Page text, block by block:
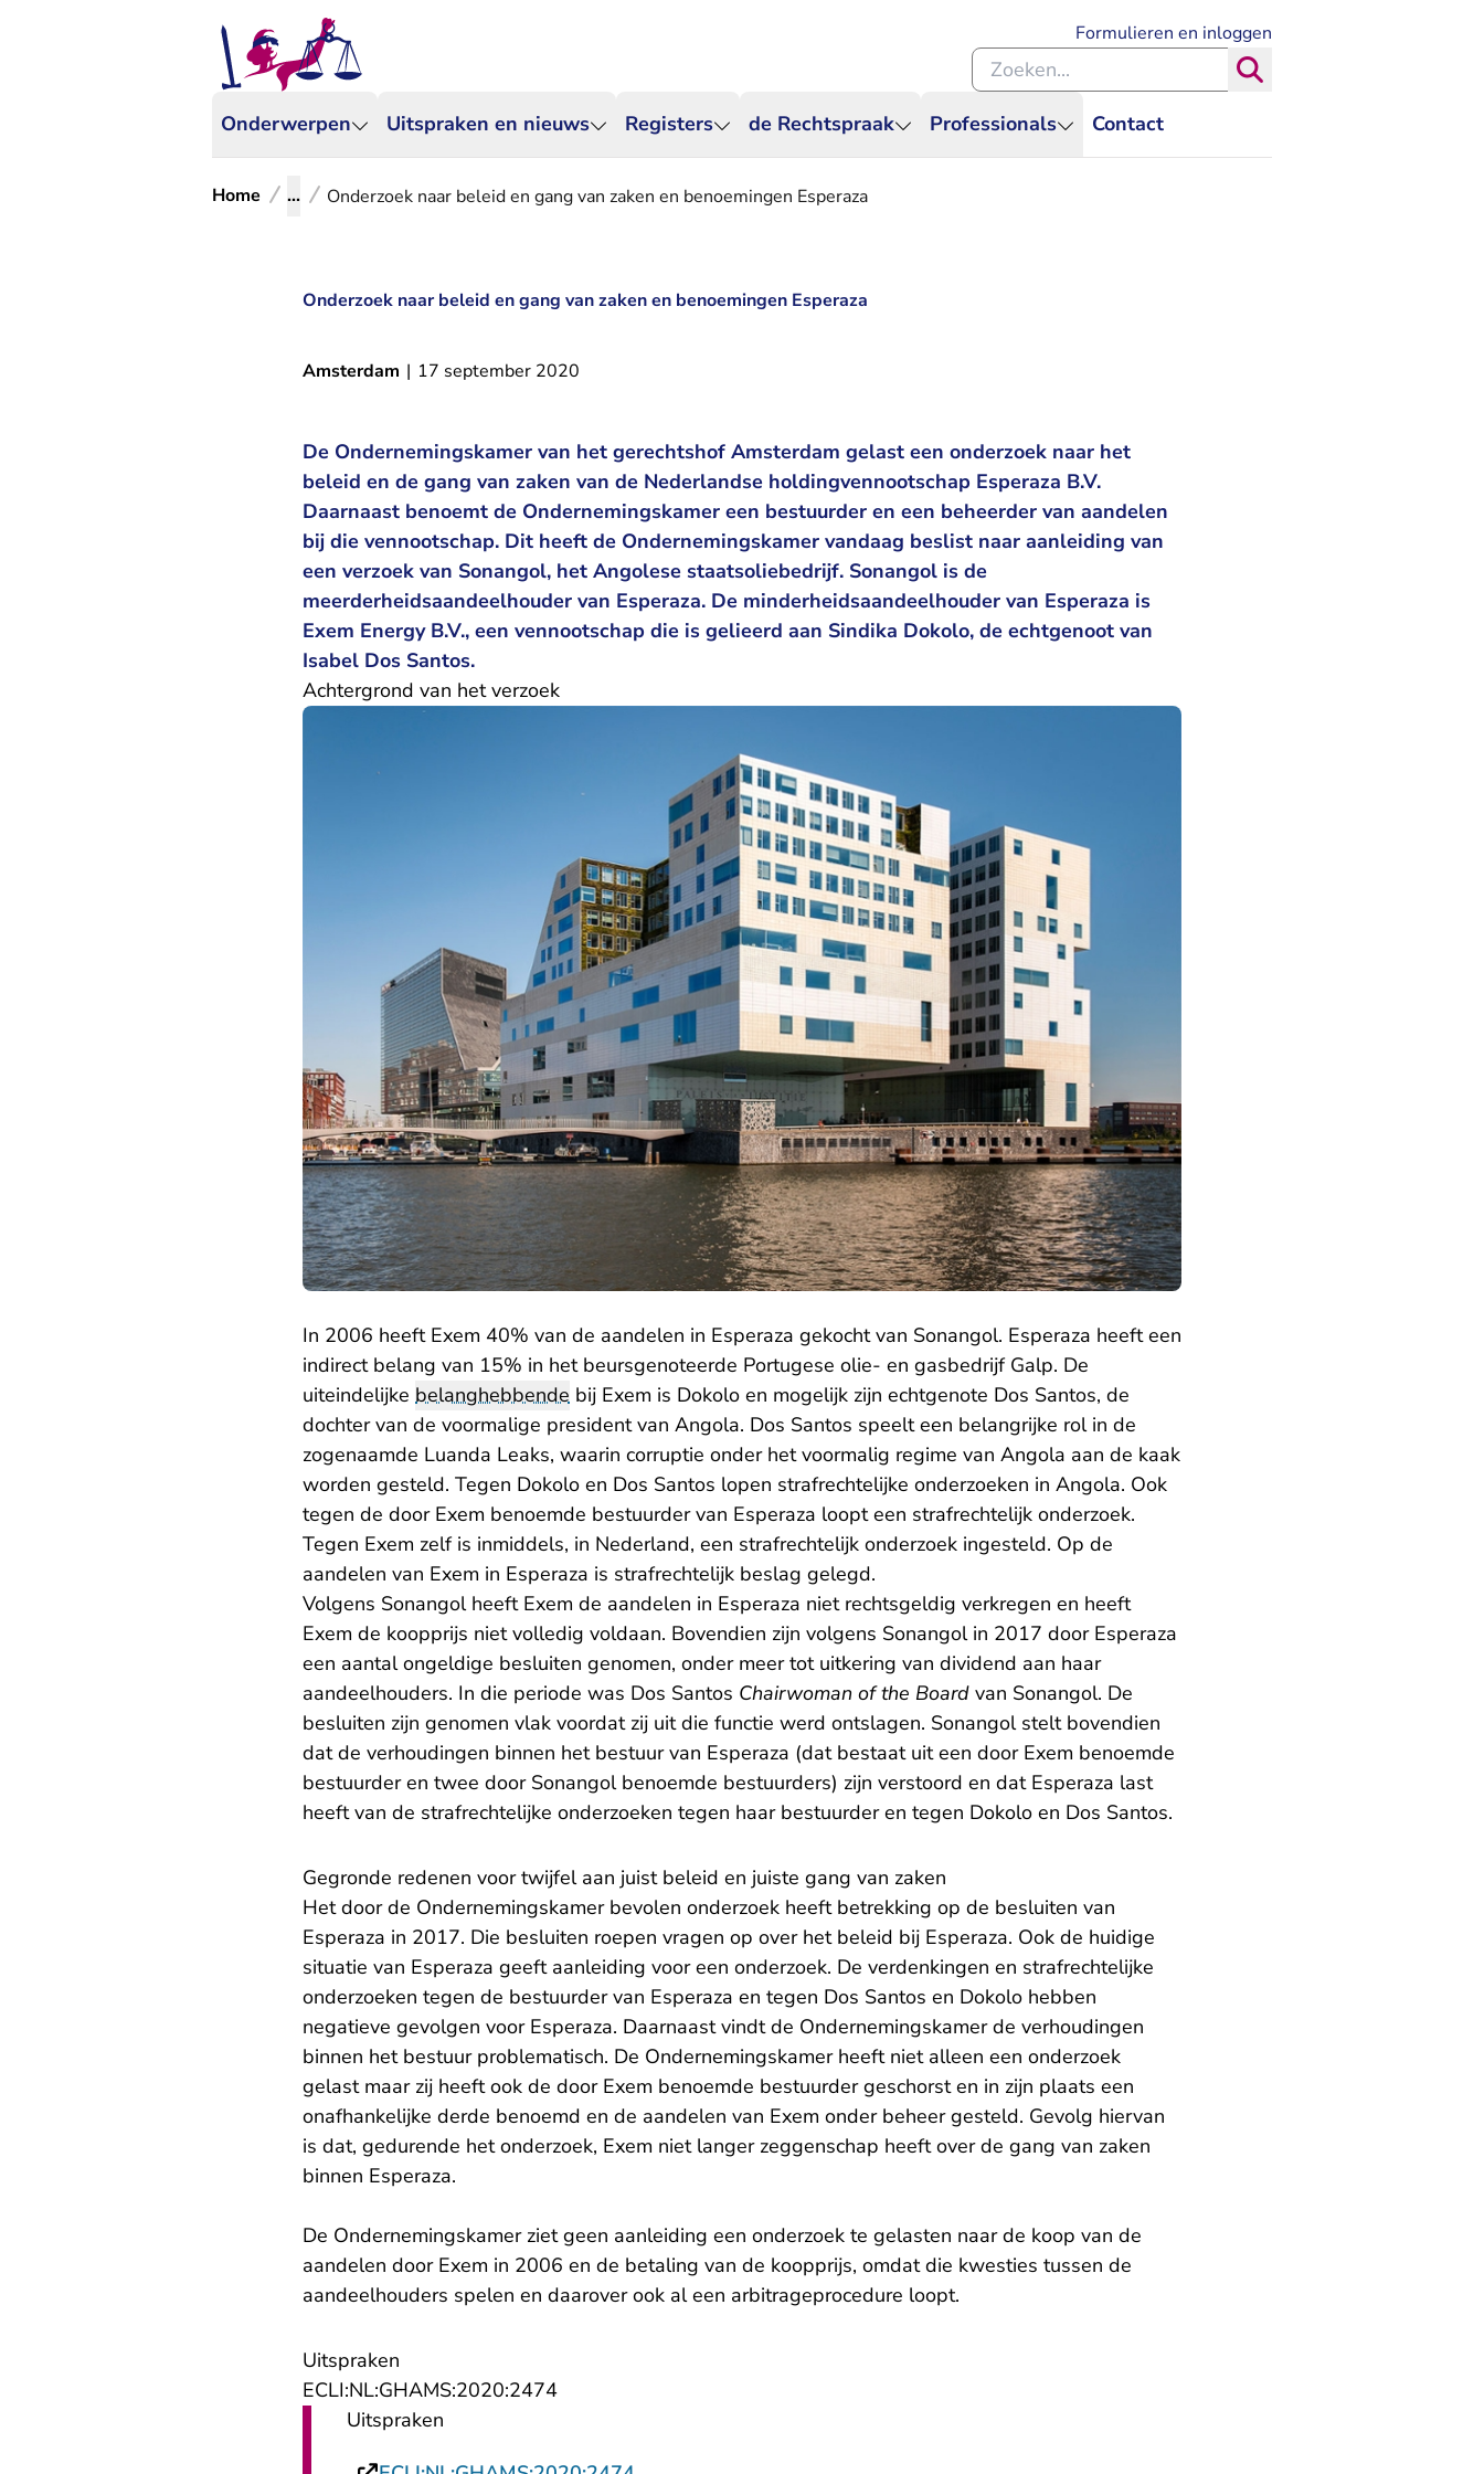
Onderwerpen Uitspraken en nieuws Registers de Rechtspraak Professionals Contact
Formulieren en inloggen
Zoeken binnen de Rechtspraak
Home ... Onderzoek naar beleid en gang van zaken en benoemingen Esperaza
Onderzoek naar beleid en gang van zaken en benoemingen Esperaza
Amsterdam | 17 september 2020
De Ondernemingskamer van het gerechtshof Amsterdam gelast een onderzoek naar het
beleid en de gang van zaken van de Nederlandse holdingvennootschap Esperaza B.V.
Daarnaast benoemt de Ondernemingskamer een bestuurder en een beheerder van aandelen
bij die vennootschap. Dit heeft de Ondernemingskamer vandaag beslist naar aanleiding van
een verzoek van Sonangol, het Angolese staatsoliebedrijf. Sonangol is de
meerderheidsaandeelhouder van Esperaza. De minderheidsaandeelhouder van Esperaza is
Exem Energy B.V., een vennootschap die is gelieerd aan Sindika Dokolo, de echtgenoot van
Isabel Dos Santos.
Achtergrond van het verzoek
In 2006 heeft Exem 40% van de aandelen in Esperaza gekocht van Sonangol. Esperaza heeft een
indirect belang van 15% in het beursgenoteerde Portugese olie- en gasbedrijf Galp. De
uiteindelijke belanghebbende bij Exem is Dokolo en mogelijk zijn echtgenote Dos Santos, de
dochter van de voormalige president van Angola. Dos Santos speelt een belangrijke rol in de
zogenaamde Luanda Leaks, waarin corruptie onder het voormalig regime van Angola aan de kaak
worden gesteld. Tegen Dokolo en Dos Santos lopen strafrechtelijke onderzoeken in Angola. Ook
tegen de door Exem benoemde bestuurder van Esperaza loopt een strafrechtelijk onderzoek.
Tegen Exem zelf is inmiddels, in Nederland, een strafrechtelijk onderzoek ingesteld. Op de
aandelen van Exem in Esperaza is strafrechtelijk beslag gelegd.
Volgens Sonangol heeft Exem de aandelen in Esperaza niet rechtsgeldig verkregen en heeft
Exem de koopprijs niet volledig voldaan. Bovendien zijn volgens Sonangol in 2017 door Esperaza
een aantal ongeldige besluiten genomen, onder meer tot uitkering van dividend aan haar
aandeelhouders. In die periode was Dos Santos Chairwoman of the Board van Sonangol. De
besluiten zijn genomen vlak voordat zij uit die functie werd ontslagen. Sonangol stelt bovendien
dat de verhoudingen binnen het bestuur van Esperaza (dat bestaat uit een door Exem benoemde
bestuurder en twee door Sonangol benoemde bestuurders) zijn verstoord en dat Esperaza last
heeft van de strafrechtelijke onderzoeken tegen haar bestuurder en tegen Dokolo en Dos Santos.
Gegronde redenen voor twijfel aan juist beleid en juiste gang van zaken
Het door de Ondernemingskamer bevolen onderzoek heeft betrekking op de besluiten van
Esperaza in 2017. Die besluiten roepen vragen op over het beleid bij Esperaza. Ook de huidige
situatie van Esperaza geeft aanleiding voor een onderzoek. De verdenkingen en strafrechtelijke
onderzoeken tegen de bestuurder van Esperaza en tegen Dos Santos en Dokolo hebben
negatieve gevolgen voor Esperaza. Daarnaast vindt de Ondernemingskamer de verhoudingen
binnen het bestuur problematisch. De Ondernemingskamer heeft niet alleen een onderzoek
gelast maar zij heeft ook de door Exem benoemde bestuurder geschorst en in zijn plaats een
onafhankelijke derde benoemd en de aandelen van Exem onder beheer gesteld. Gevolg hiervan
is dat, gedurende het onderzoek, Exem niet langer zeggenschap heeft over de gang van zaken
binnen Esperaza.
De Ondernemingskamer ziet geen aanleiding een onderzoek te gelasten naar de koop van de
aandelen door Exem in 2006 en de betaling van de koopprijs, omdat die kwesties tussen de
aandeelhouders spelen en daarover ook al een arbitrageprocedure loopt.
Uitspraken
ECLI:NL:GHAMS:2020:2474- U verlaat Rechtspraak.nl
Uitspraken